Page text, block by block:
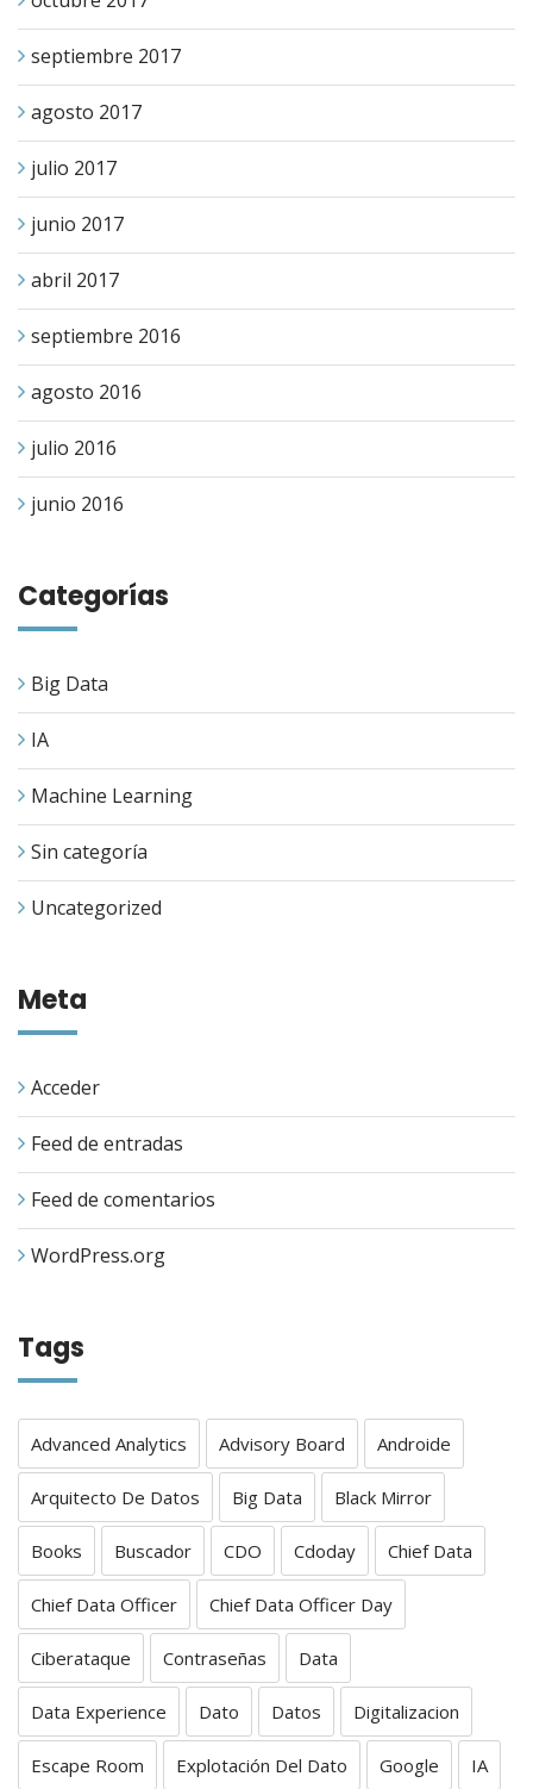
septiembre 2017
agosto 2017
julio 2017
junio 2017
abril 2017
septiembre 2016
agosto 2016
julio 2016
junio 2016
Categorías
Big Data
IA
Machine Learning
Sin categoría
Uncategorized
Meta
Acceder
Feed de entradas
Feed de comentarios
WordPress.org
Tags
Advanced Analytics Advisory Board Androide
Arquitecto De Datos Big Data Black Mirror
Books Buscador CDO Cdoday Chief Data
Chief Data Officer Chief Data Officer Day
Ciberataque Contraseñas Data
Data Experience Dato Datos Digitalizacion
Escape Room Explotación Del Dato Google IA